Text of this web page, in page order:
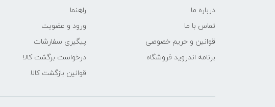
درباره ما
تماس با ما
قوانین و حریم خصوصی
برنامه اندروید فروشگاه
راهنما
ورود و عضویت
پیگیری سفارشات
درخواست برگشت کالا
قوانین بازگشت کالا